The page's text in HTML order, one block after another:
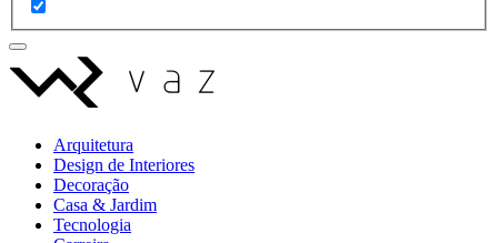
Arquitetura
Design de Interiores
Decoração
Casa & Jardim
Tecnologia